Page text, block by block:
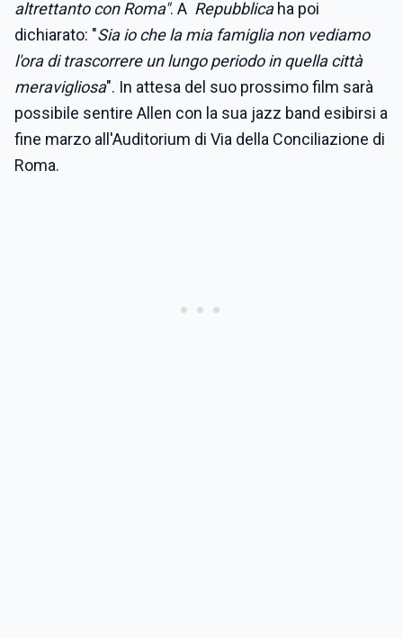
altrettanto con Roma". A Repubblica ha poi
dichiarato: "Sia io che la mia famiglia non vediamo
l'ora di trascorrere un lungo periodo in quella città
meravigliosa". In attesa del suo prossimo film sarà
possibile sentire Allen con la sua jazz band esibirsi a
fine marzo all'Auditorium di Via della Conciliazione di
Roma.